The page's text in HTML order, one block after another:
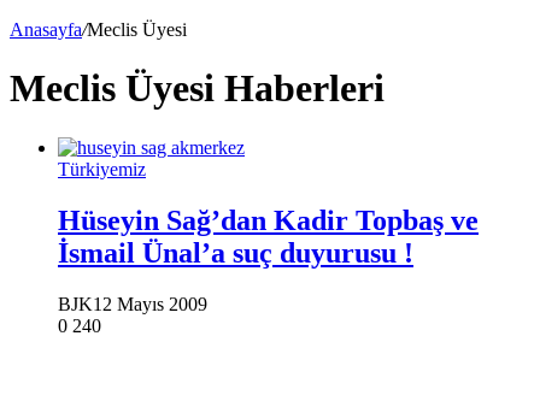
Anasayfa/Meclis Üyesi
Meclis Üyesi Haberleri
Türkiyemiz
Hüseyin Sağ’dan Kadir Topbaş ve
İsmail Ünal’a suç duyurusu !
BJK12 Mayıs 2009
0 240